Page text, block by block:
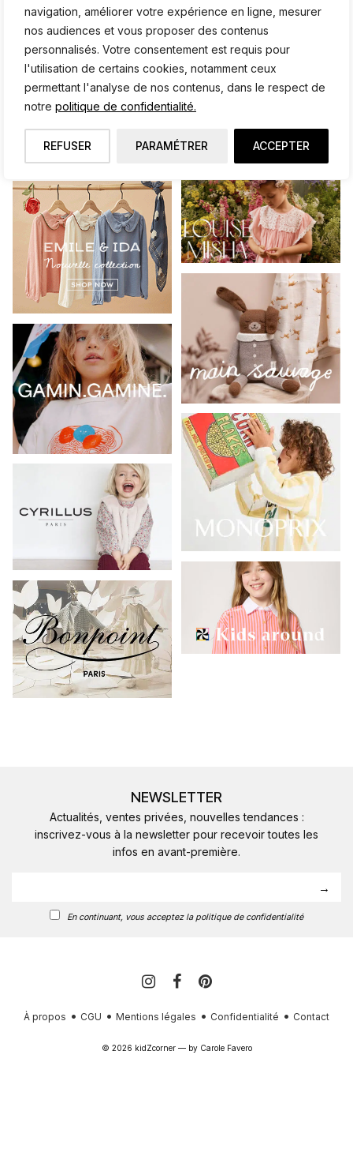
navigation, améliorer votre expérience en ligne, mesurer
nos audiences et vous proposer des contenus
personnalisés. Votre consentement est requis pour
l'utilisation de certains cookies, notamment ceux
permettant l'analyse de nos contenus, dans le respect de
notre politique de confidentialité.
PARAMÉTRER
REFUSER ACCEPTER
NEWSLETTER
Actualités, ventes privées, nouvelles tendances :
inscrivez-vous à la newsletter pour recevoir toutes les
infos en avant-première.
En continuant, vous acceptez la politique de confidentialité
À propos CGU Mentions légales Confidentialité Contact
© 2026 kidZcorner — by Carole Favero